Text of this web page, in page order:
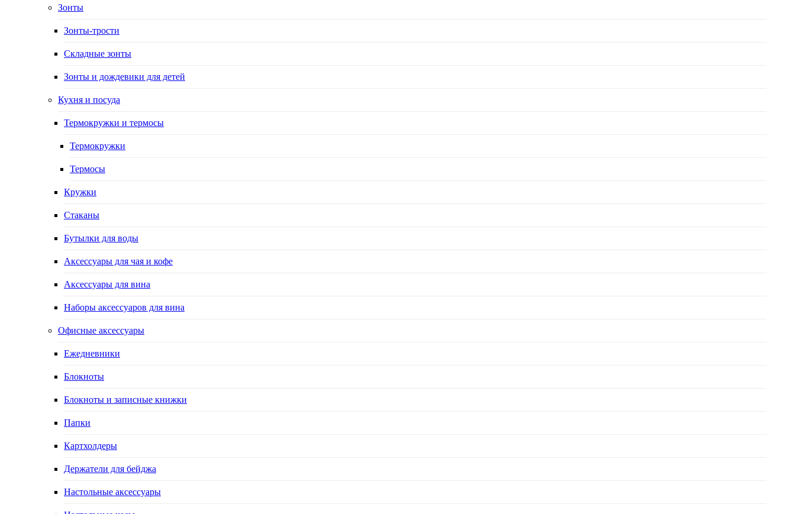
Зонты
Зонты-трости
Складные зонты
Зонты и дождевики для детей
Кухня и посуда
Термокружки и термосы
Термокружки
Термосы
Кружки
Стаканы
Бутылки для воды
Аксессуары для чая и кофе
Аксессуары для вина
Наборы аксессуаров для вина
Офисные аксессуары
Ежедневники
Блокноты
Блокноты и записные книжки
Папки
Картхолдеры
Держатели для бейджа
Настольные аксессуары